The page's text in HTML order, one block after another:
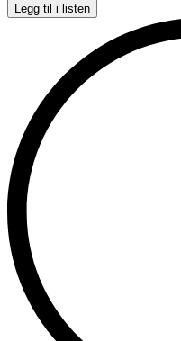
Legg til i listen